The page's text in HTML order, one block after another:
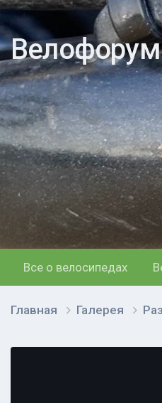
Велофорум
Все о велосипедах
Главная Галерея